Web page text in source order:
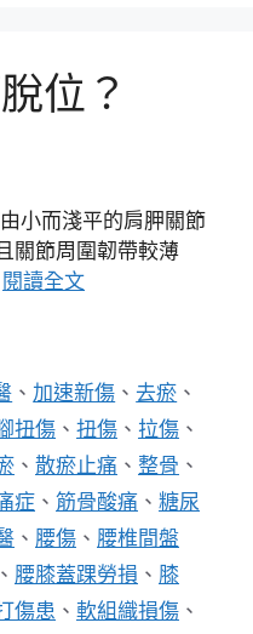
位？
小而淺平的肩胛關節
關節周圍韌帶較薄
閱讀全文
、加速新傷 、去瘀 、
扭傷 、 扭傷 、 拉傷 、
、 散瘀止痛 、 整骨 、
症 、 筋骨酸痛 、 糖尿
、 腰傷 、 腰椎間盤
、 腰膝蓋踝勞損 、 膝
傷患 、 軟組織損傷 、